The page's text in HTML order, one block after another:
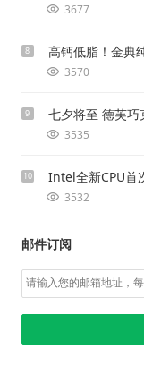
3677
8 高钙低脂！金典
3570
9 七夕将至 德芙
3535
10 Intel全新CPU首
3532
邮件订阅